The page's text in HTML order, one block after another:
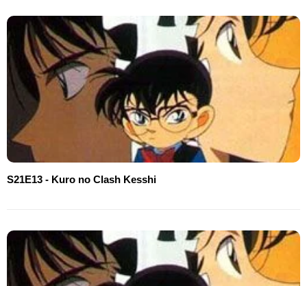
S21E13 - Kuro no Clash Kesshi